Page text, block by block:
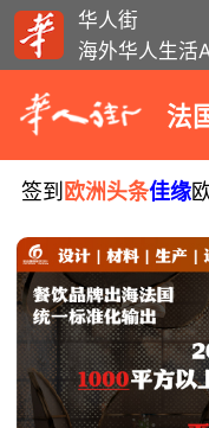
华人街
海外华人生活
法
签到 欧洲头条佳缘